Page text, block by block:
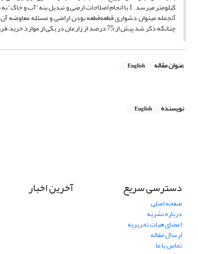
کیلومتر میرسد. 1 با انجام اصلاحات ارضی و تبدیل
آنجمله میتوان دشواری قطعه‌قطعه بودن اراضی و مسئله معاوضه
چنانکه ذکر شد پیش از 75 درصد از زارعان در یکی از موارد خرید،فروش،اجاره،معاوضه‌ و یا چند مورد از آن اقدام کرده‌اند."
عنوان مقاله English
نویسنده English
دسترسی سریع
صفحه اصلی
درباره نشریه
اعضای هیات تحریریه
ارسال مقاله
تماس با ما
آخرین اخبار